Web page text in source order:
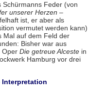
Schürmanns Feder (von
unserer Herzen –
ist, er aber als
vermutet werden kann)
Mal auf dem Feld der
Bisher war aus
Oper Die getreue Alcestein
Hamburg vor drei